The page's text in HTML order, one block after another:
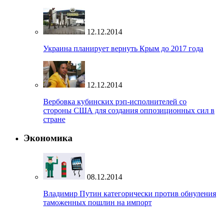
12.12.2014
Украина планирует вернуть Крым до 2017 года
12.12.2014
Вербовка кубинских рэп-исполнителей со
стороны США для создания оппозиционных сил в
стране
Экономика
08.12.2014
Владимир Путин категорически против обнуления
таможенных пошлин на импорт